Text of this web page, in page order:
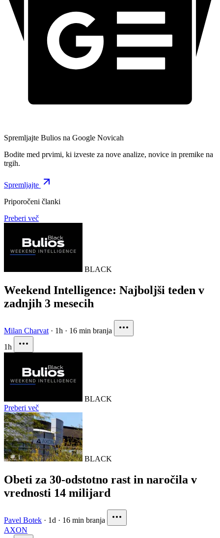
Spremljajte Bulios na Google Novicah
Bodite med prvimi, ki izveste za nove analize, novice in premike na
trgih.
Spremljajte
Priporočeni članki
Preberi več
BLACK
Weekend Intelligence: Najboljši teden v
zadnjih 3 mesecih
Milan Charvat · 1h · 16 min branja
1h
BLACK
Preberi več
BLACK
Obeti za 30-odstotno rast in naročila v
vrednosti 14 milijard
Pavel Botek · 1d · 16 min branja
AXON